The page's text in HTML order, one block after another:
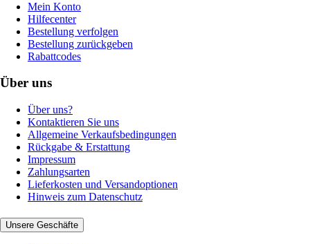
Mein Konto
Hilfecenter
Bestellung verfolgen
Bestellung zurückgeben
Rabattcodes
Über uns
Über uns?
Kontaktieren Sie uns
Allgemeine Verkaufsbedingungen
Rückgabe & Erstattung
Impressum
Zahlungsarten
Lieferkosten und Versandoptionen
Hinweis zum Datenschutz
Unsere Geschäfte